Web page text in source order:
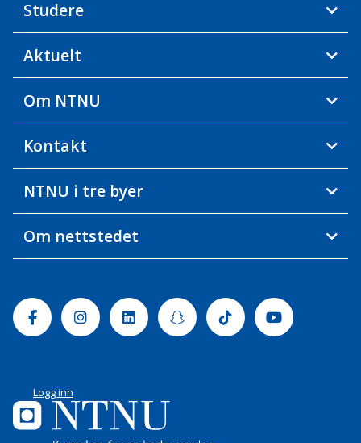
Studere
Aktuelt
Om NTNU
Kontakt
NTNU i tre byer
Om nettstedet
FacebookInstagramLinkedinSnapchatTiktok Youtube
Logg inn